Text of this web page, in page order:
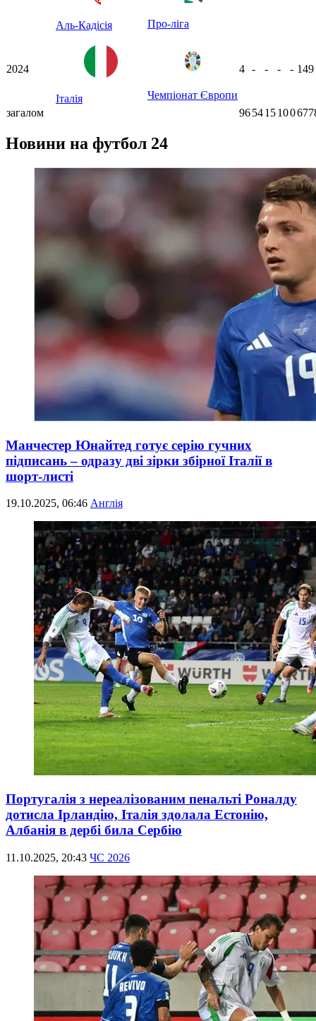
Аль-Кадісія Про-ліга
2024
Італія Чемпіонат Європи
4 - - - - 149
загалом 965415100
Новини на футбол 24
Манчестер Юнайтед готує серію гучних
підписань – одразу дві зірки збірної Італії в
шорт-листі
19.10.2025, 06:46 Англія
Португалія з нереалізованим пенальті Роналду
дотисла Ірландію, Італія здолала Естонію,
Албанія в дербі била Сербію
11.10.2025, 20:43 ЧС 2026